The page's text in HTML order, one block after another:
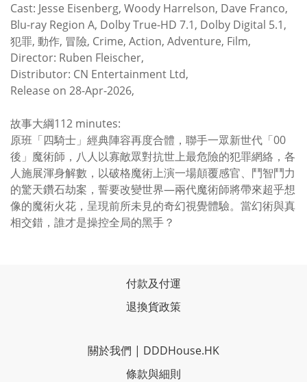
Cast: Jesse Eisenberg, Woody Harrelson, Dave Franco,
Blu-ray Region A, Dolby True-HD 7.1, Dolby Digital 5.1,
犯罪, 動作, 冒險, Crime, Action, Adventure, Film,
Director: Ruben Fleischer,
Distributor: CN Entertainment Ltd,
Release on 28-Apr-2026,
故事大綱112 minutes:
原班「四騎士」經典陣容再度合體，聯手一眾新世代「00
後」魔術師，八人以寡敵眾對抗世上最危險的犯罪網絡，各
人施展渾身解數，以破格魔術上演一場顛覆感官、鬥智鬥力
的驚天鑽石劫案，誓要改變世界—兩代魔術師將帶來超乎想
像的魔術火花，呈現前所未見的奇幻視覺體驗。當幻術與真
相交錯，誰才是操控全局的黑手？
付款及付運
退換貨政策
關於我們 | DDDHouse.HK
條款與細則